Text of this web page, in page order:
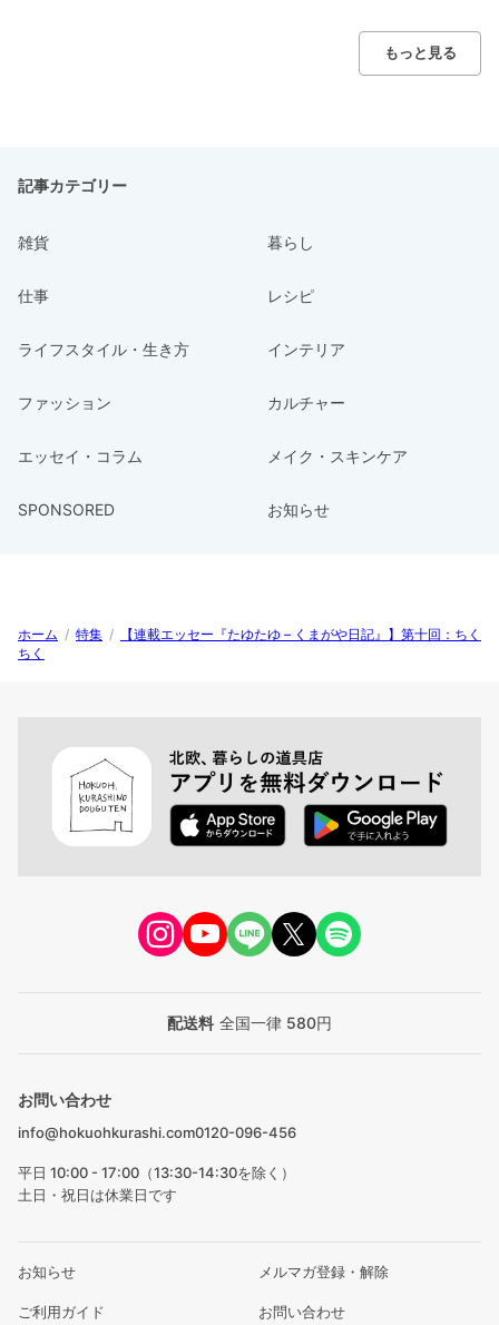
もっと見る
記事カテゴリー
雑貨 暮らし
仕事 レシピ
ライフスタイル・生き方 インテリア
ファッション カルチャー
エッセイ・コラム メイク・スキンケア
SPONSORED お知らせ
ホーム / 特集 /
【連載エッセー『たゆたゆ – くまがや日記』】第十回：ちく
ちく
配送料 全国一律 580円
お問い合わせ
info@hokuohkurashi.com0120-096-456
平日 10:00 - 17:00（13:30-14:30を除く）
土日・祝日は休業日です
お知らせ メルマガ登録・解除
ご利用ガイド お問い合わせ